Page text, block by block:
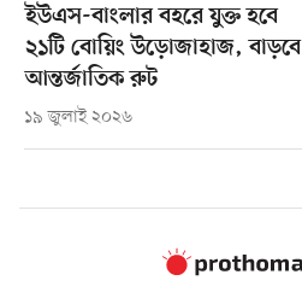
ইউএস-বাংলার বহরে যুক্ত হবে
২১টি বোয়িং উড়োজাহাজ, বাড়বে
আন্তর্জাতিক রুট
১৯ জুলাই ২০২৬